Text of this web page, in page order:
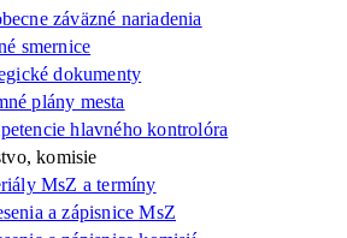
záväzné nariadenia
smernice
dokumenty
plány mesta
hlavného kontrolóra
komisie
MsZ a termíny
a zápisnice MsZ